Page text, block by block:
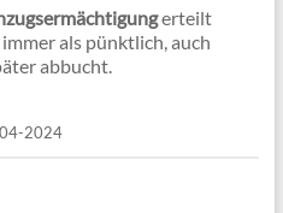
erteilt
als pünktlich, auch
abbucht.
04-2024